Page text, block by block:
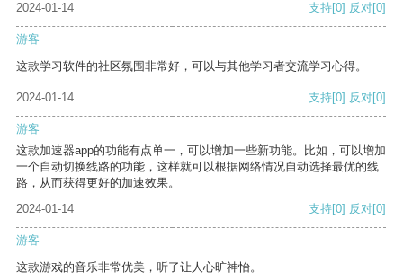
2024-01-14 支持[0] 反对[0]
游客
这款学习软件的社区氛围非常好，可以与其他学习者交流学习心得。
2024-01-14 支持[0] 反对[0]
游客
这款加速器app的功能有点单一，可以增加一些新功能。比如，可以增加
一个自动切换线路的功能，这样就可以根据网络情况自动选择最优的线
路，从而获得更好的加速效果。
2024-01-14
支持[0] 反对[0]
游客
这款游戏的音乐非常优美，听了让人心旷神怡。